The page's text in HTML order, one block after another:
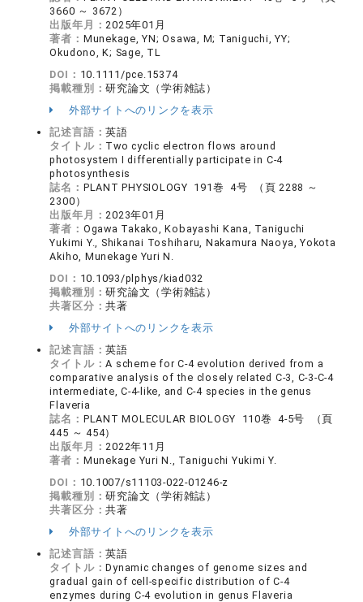
3660 ～ 3672）
出版年月：2025年01月
著者： Munekage, YN; Osawa, M; Taniguchi, YY;
Okudono, K; Sage, TL
DOI： 10.1111/pce.15374
掲載種別：研究論文（学術雑誌）
外部サイトへのリンクを表示
記述言語：英語
タイトル： Two cyclic electron flows around
photosystem I differentially participate in C-4
photosynthesis
誌名： PLANT PHYSIOLOGY 191巻 4号 （頁 2288 ～
2300）
出版年月：2023年01月
著者： Ogawa Takako, Kobayashi Kana, Taniguchi
Yukimi Y., Shikanai Toshiharu, Nakamura Naoya, Yokota
Akiho, Munekage Yuri N.
DOI： 10.1093/plphys/kiad032
掲載種別：研究論文（学術雑誌）
共著区分：共著
外部サイトへのリンクを表示
記述言語：英語
タイトル：A scheme for C-4 evolution derived from a
comparative analysis of the closely related C-3, C-3-C-4
intermediate, C-4-like, and C-4 species in the genus
Flaveria
誌名： PLANT MOLECULAR BIOLOGY 110巻 4-5号 （頁
445 ～ 454）
出版年月：2022年11月
著者： Munekage Yuri N., Taniguchi Yukimi Y.
DOI： 10.1007/s11103-022-01246-z
掲載種別：研究論文（学術雑誌）
共著区分：共著
外部サイトへのリンクを表示
記述言語：英語
タイトル：Dynamic changes of genome sizes and
gradual gain of cell-specific distribution of C-4
enzymes during C-4 evolution in genus Flaveria